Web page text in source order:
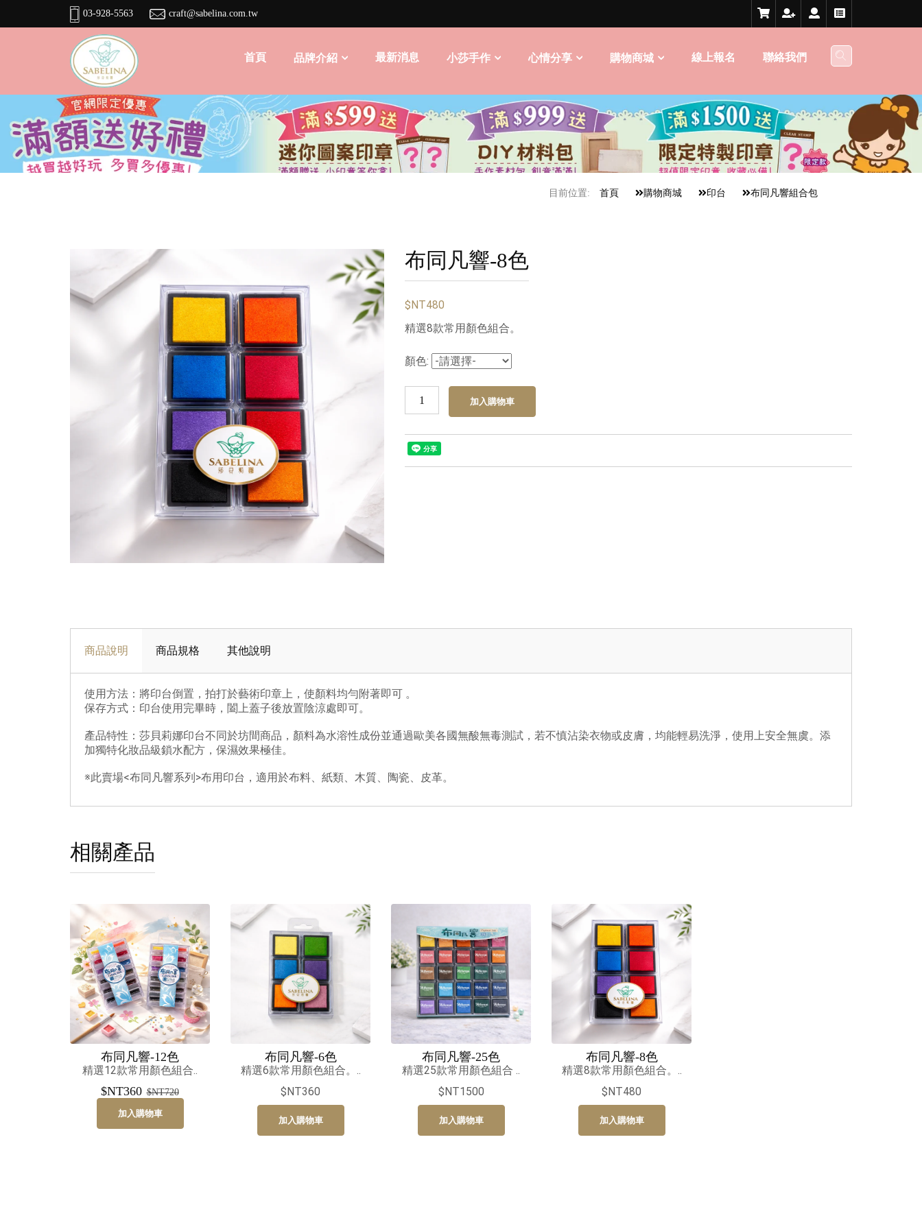
03-928-5563 craft@sabelina.com.tw
首頁 品牌介紹 最新消息 小莎手作 心情分享 購物商城 線上報名 聯絡我們
目前位置: 首頁 購物商城 印台 布同凡響組合包
布同凡響-8色
$NT480
精選8款常用顏色組合。
顏色:
商品說明 商品規格 其他說明
使用方法：將印台倒置，拍打於藝術印章上，使顏料均勻附著即可 。
保存方式：印台使用完畢時，闔上蓋子後放置陰涼處即可。
產品特性：莎貝莉娜印台不同於坊間商品，顏料為水溶性成份並通過歐美各國無酸無毒測試，若不慎沾染衣物或皮膚，均能輕易洗淨，使用上安全無虞。添
加獨特化妝品級鎖水配方，保濕效果極佳。
※此賣場<布同凡響系列>布用印台，適用於布料、紙類、木質、陶瓷、皮革。
相關產品
布同凡響-12色
精選12款常用顏色組合..
$NT360 $NT720
加入購物車
布同凡響-6色
精選6款常用顏色組合。..
$NT360
加入購物車
布同凡響-25色
精選25款常用顏色組合 ..
$NT1500
加入購物車
布同凡響-8色
精選8款常用顏色組合。..
$NT480
加入購物車